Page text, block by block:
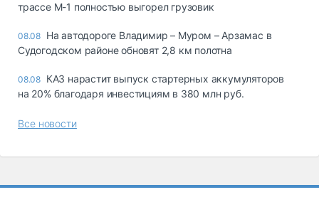
трассе М-1 полностью выгорел грузовик
08.08 На автодороге Владимир – Муром – Арзамас в
Судогодском районе обновят 2,8 км полотна
08.08 КАЗ нарастит выпуск стартерных аккумуляторов
на 20% благодаря инвестициям в 380 млн руб.
Все новости